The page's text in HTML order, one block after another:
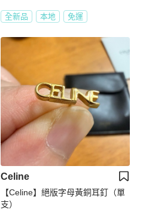
全新品 本地 免運
Celine
【Celine】絕版字母黃銅耳釘（單
支）